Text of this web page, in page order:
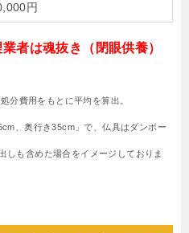
円
者は魂抜き（閉眼供養）
分費用をもとに平均を算出。
、奥行き35cm」で、仏具はダンボー
しも含めた場合をイメージしておりま